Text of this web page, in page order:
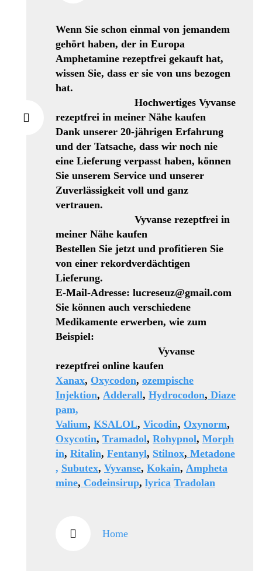
Wenn Sie schon einmal von jemandem
gehört haben, der in Europa
Amphetamine rezeptfrei gekauft hat,
wissen Sie, dass er sie von uns bezogen
hat.
Hochwertiges Vyvanse
rezeptfrei in meiner Nähe kaufen
Dank unserer 20-jährigen Erfahrung
und der Tatsache, dass wir noch nie
eine Lieferung verpasst haben, können
Sie unserem Service und unserer
Zuverlässigkeit voll und ganz
vertrauen.
Vyvanse rezeptfrei in
meiner Nähe kaufen
Bestellen Sie jetzt und profitieren Sie
von einer rekordverdächtigen
Lieferung.
E-Mail-Adresse: lucreseuz@gmail.com
Sie können auch verschiedene
Medikamente erwerben, wie zum
Beispiel:
Vyvanse
rezeptfrei online kaufen
Xanax, Oxycodon, ozempische
Injektion, Adderall, Hydrocodon, Diaze
pam,
Valium, KSALOL, Vicodin, Oxynorm,
Oxycotin, Tramadol, Rohypnol, Morph
in, Ritalin, Fentanyl, Stilnox, Metadone
, Subutex, Vyvanse, Kokain, Ampheta
mine, Codeinsirup, lyrica Tradolan
Home